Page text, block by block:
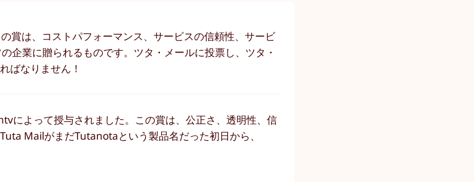
は、コストパフォーマンス、サービスの信頼性、サービ
企業に贈られるものです。ツタ・メールに投票し、ツタ・
ばなりません！
によって授与されました。この賞は、公正さ、透明性、信
MailがまだTutanotaという製品名だった初日から、